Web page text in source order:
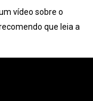
vídeo sobre o
que leia a